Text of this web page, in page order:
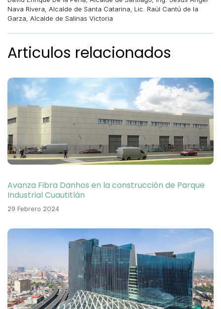
Nava Rivera, Alcalde de Santa Catarina, Lic. Raúl Cantú de la
Garza, Alcalde de Salinas Victoria
Articulos relacionados
Avanza Fibra Danhos en la construcción de Parque
Industrial Cuautitlán
29 Febrero 2024